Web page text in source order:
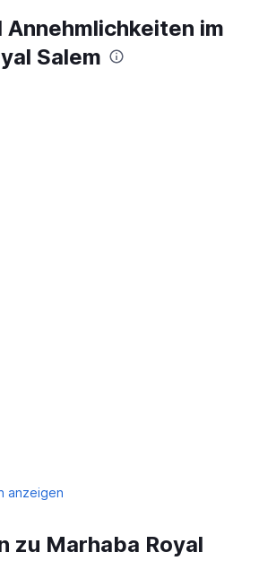
im
Salem
anzeigen
zu Marhaba Royal